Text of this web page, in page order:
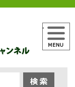
メニュー